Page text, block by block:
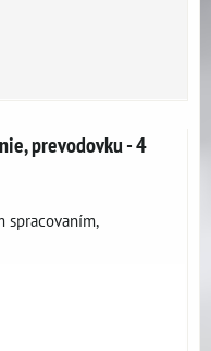
prevodovku - 4
spracovaním,